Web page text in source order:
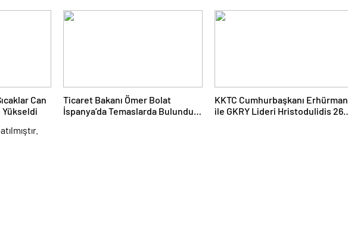
Can
Yükseldi
Ticaret Bakanı Ömer Bolat
İspanya’da Temaslarda Bulundu:
KKTC Cumhurbaşkanı Erhürman
ile GKRY Lideri Hristodulidis 26